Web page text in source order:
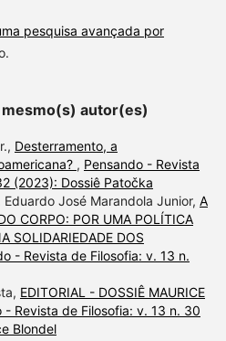
pesquisa avançada por
autor(es)
Desterramento, a
, Pensando - Revista
(2023): Dossiê Patočka
José Marandola Junior, A
CORPO: POR UMA POLÍTICA
SOLIDARIEDADE DOS
- Revista de Filosofia: v. 13 n.
EDITORIAL - DOSSIÊ MAURICE
- Revista de Filosofia: v. 13 n. 30
Blondel